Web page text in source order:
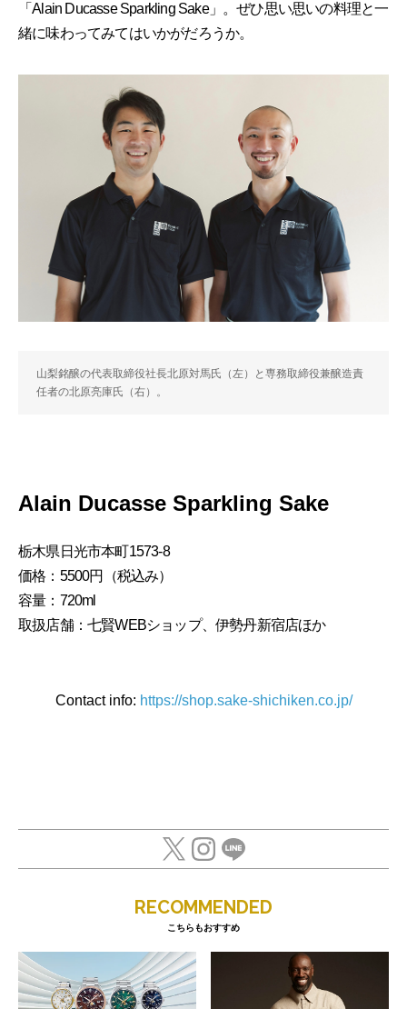
「Alain Ducasse Sparkling Sake」。ぜひ思い思いの料理と一
緒に味わってみてはいかがだろうか。
山梨銘醸の代表取締役社長北原対馬氏（左）と専務取締役兼醸造責
任者の北原亮庫氏（右）。
Alain Ducasse Sparkling Sake
栃木県日光市本町1573-8
価格：5500円（税込み）
容量：720ml
取扱店舗：七賢WEBショップ、伊勢丹新宿店ほか
Contact info: https://shop.sake-shichiken.co.jp/
RECOMMENDED
こちらもおすすめ